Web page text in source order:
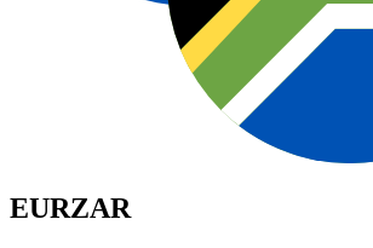
EURZAR